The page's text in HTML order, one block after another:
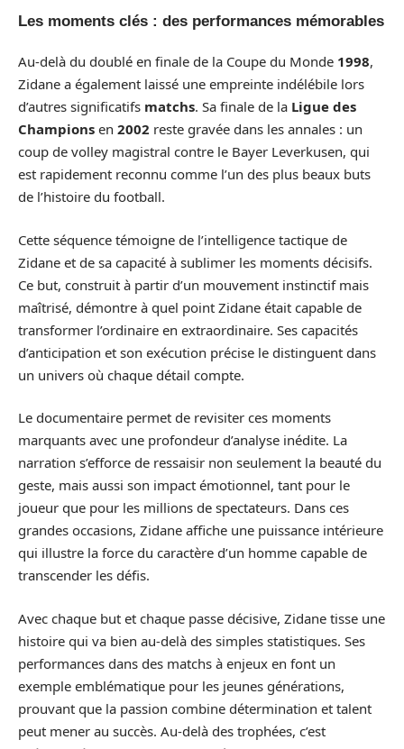
Les moments clés : des performances mémorables
Au-delà du doublé en finale de la Coupe du Monde 1998,
Zidane a également laissé une empreinte indélébile lors
d’autres significatifs matchs. Sa finale de la Ligue des
Champions en 2002 reste gravée dans les annales : un
coup de volley magistral contre le Bayer Leverkusen, qui
est rapidement reconnu comme l’un des plus beaux buts
de l’histoire du football.
Cette séquence témoigne de l’intelligence tactique de
Zidane et de sa capacité à sublimer les moments décisifs.
Ce but, construit à partir d’un mouvement instinctif mais
maîtrisé, démontre à quel point Zidane était capable de
transformer l’ordinaire en extraordinaire. Ses capacités
d’anticipation et son exécution précise le distinguent dans
un univers où chaque détail compte.
Le documentaire permet de revisiter ces moments
marquants avec une profondeur d’analyse inédite. La
narration s’efforce de ressaisir non seulement la beauté du
geste, mais aussi son impact émotionnel, tant pour le
joueur que pour les millions de spectateurs. Dans ces
grandes occasions, Zidane affiche une puissance intérieure
qui illustre la force du caractère d’un homme capable de
transcender les défis.
Avec chaque but et chaque passe décisive, Zidane tisse une
histoire qui va bien au-delà des simples statistiques. Ses
performances dans des matchs à enjeux en font un
exemple emblématique pour les jeunes générations,
prouvant que la passion combine détermination et talent
peut mener au succès. Au-delà des trophées, c’est